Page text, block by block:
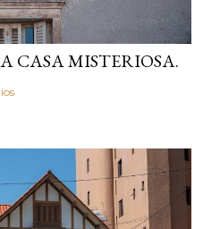
CASA MISTERIOSA.